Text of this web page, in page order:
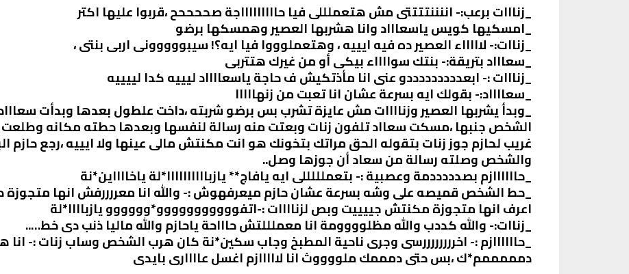
_زنااات برعب:- اننننتتتتى مش هتعملللى فيا حاااااااااجة صححححح ،قربوا عليها اكتر
_امسكيها كويس ياسعاااد وانا هشربها العصير وهمسكها برضو
_زناات:- لاااااء العصير ده فيه ايييه ، وهتعملوووا فيا ايه؟! سيبووووونى اربى بنتى ،
_سعاااد بتريقة:- بنتك سوااااء بيكى أو من غيرك هتتربى
_زنااات :- ابعدددددددددو عنى انا مأذتكيش ف حاجة ياسعااااد ليييه كدا لييييه
_سعااااد:- بقولك ايه بسرعة عشان انا تعبت من زنهااااا
_وبدأ يشربها العصير وزناااات مش عايزة تشرب بس برضو شربته ،داخت علطول بعدها وبدأت
الشخص جنبها ،مسكت سعااد تلفون زنات وبعتت منه رسالة لنفسها وبعدها حطته مكانه
غريب لحازم جوز زنات بتقوله الحق مراتك بتخونك هو انت مكنتش مالى عينها ولا ايييه ،رجع حازم
والشخص وصلته رسالة من سعاد أن جوزها وصل..
_حاااااازم بصدددددمة وعصبية :- بتعملللللى ايه يافاج** يازباااااااااا*لة ياخااااين*نة
_حط الشخص قميصه على وشه بسرعة عشان حازم ميعرفهوش :- والله انا معررررفش انها متجوزة
اعرف انها متجوزة مكنتش جييييت وبص لزناااات :-اتفووووووووووو*وووووو يازباااا*لة
_زناات:- والله كددب والله مظلوووومة انا معملللتش حاااحة ياحازم والله ماليا ذنب دى خط…..
_حاااااازم :- اخررررررررسى وجرى ناحية المطبخ وجاب سكين*نة كان هرب الشخص وساب زنات :-
دمممممم*ك ،بس حتى دمممك ملووووث انا لااااازم اغسل عاااارى بايدى